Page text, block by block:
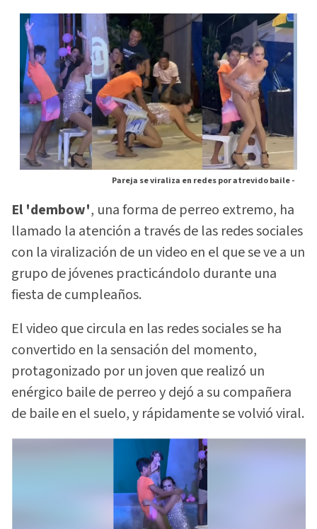
Pareja se viraliza en redes por atrevido baile -
El 'dembow', una forma de perreo extremo, ha
llamado la atención a través de las redes sociales
con la viralización de un video en el que se ve a un
grupo de jóvenes practicándolo durante una
fiesta de cumpleaños.
El video que circula en las redes sociales se ha
convertido en la sensación del momento,
protagonizado por un joven que realizó un
enérgico baile de perreo y dejó a su compañera
de baile en el suelo, y rápidamente se volvió viral.